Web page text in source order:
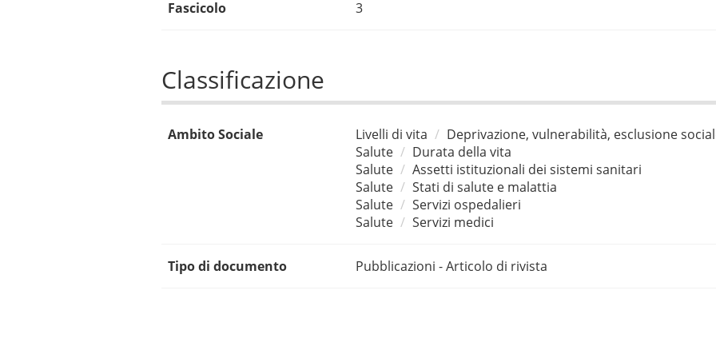
Fascicolo 3
Classificazione
Ambito Sociale Livelli di vita
Deprivazione, vulnerabilità, esclusione
Salute
Durata della vita
Salute
Assetti istituzionali dei sistemi sanitari
Salute
Stati di salute e malattia
Salute
Servizi ospedalieri
Salute
Servizi medici
Tipo di documento Pubblicazioni - Articolo di rivista